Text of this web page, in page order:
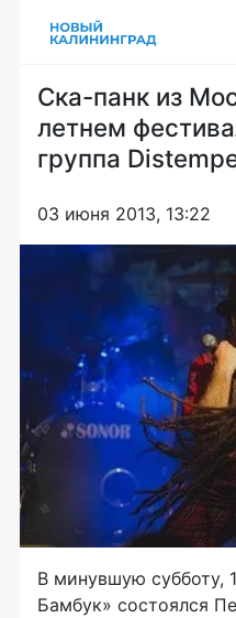
Ска-панк из
летнем
группа
03 июня 2013, 13:22
В минувшую субботу,
Бамбук» состоялся